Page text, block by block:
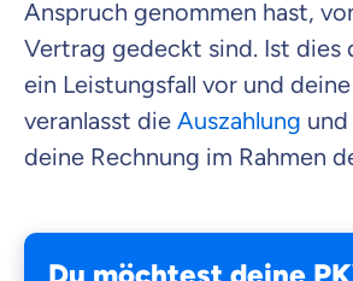
Anspruch genommen hast,
Vertrag gedeckt sind. Ist dies
ein Leistungsfall vor und
veranlasst die Auszahlung
deine Rechnung im Rahmen